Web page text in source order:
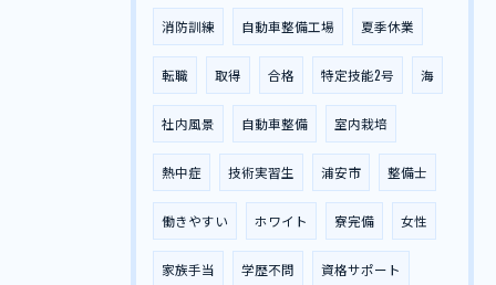
消防訓練 自動車整備工場 夏季休業
転職 取得 合格 特定技能2号 海
社内風景 自動車整備 室内栽培
熱中症 技術実習生 浦安市 整備士
働きやすい ホワイト 寮完備 女性
家族手当 学歴不問 資格サポート